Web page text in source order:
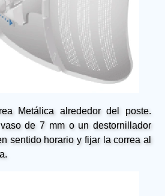
Metálica alrededor del poste.
de 7 mm o un destornillador
sentido horario y fijar la correa al